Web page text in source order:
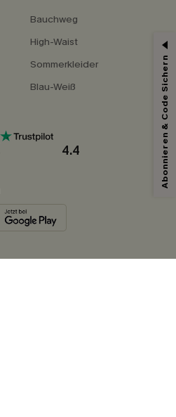
Bauchweg
High-Waist
Sommerkleider
Blau-Weiß
4.4 Abonnieren & Code Sichern